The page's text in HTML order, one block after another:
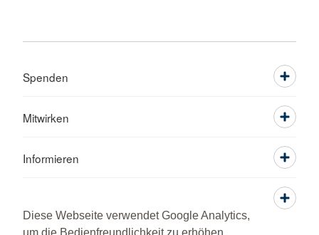
Diese Webseite verwendet Google Analytics,
Spenden
Mitwirken
Informieren